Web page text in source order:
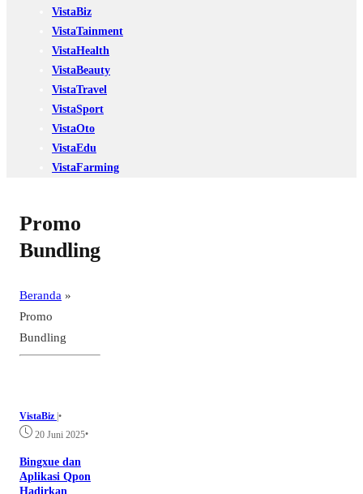
VistaBiz
VistaTainment
VistaHealth
VistaBeauty
VistaTravel
VistaSport
VistaOto
VistaEdu
VistaFarming
Promo
Bundling
Beranda »
Promo
Bundling
VistaBiz |•
20 Juni 2025•
Bingxue dan
Aplikasi Qpon
Hadirkan